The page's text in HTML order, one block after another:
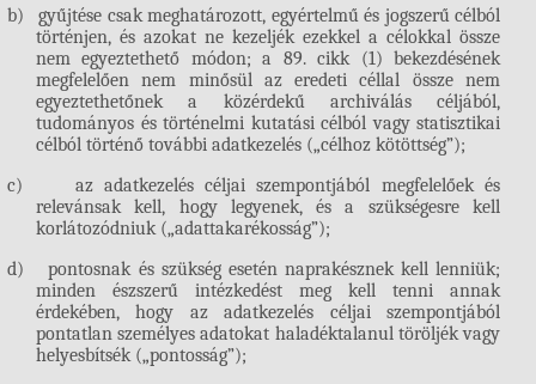
b)
gyűjtése csak meghatározott, egyértelmű és jogszerű célból
történjen, és azokat ne kezeljék ezekkel a célokkal össze
nem egyeztethető módon; a 89. cikk (1) bekezdésének
megfelelően nem minősül az eredeti céllal össze nem
egyeztethetőnek a közérdekű archiválás céljából,
tudományos és történelmi kutatási célból vagy statisztikai
célból történő további adatkezelés („célhoz kötöttség”);
c)
az adatkezelés céljai szempontjából megfelelőek és
relevánsak kell, hogy legyenek, és a szükségesre kell
korlátozódniuk („adattakarékosság”);
d)
pontosnak és szükség esetén naprakésznek kell lenniük;
minden észszerű intézkedést meg kell tenni annak
érdekében, hogy az adatkezelés céljai szempontjából
pontatlan személyes adatokat haladéktalanul töröljék vagy
helyesbítsék („pontosság”);